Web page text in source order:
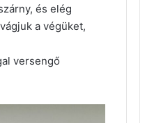
és elég
a végüket,
versengő